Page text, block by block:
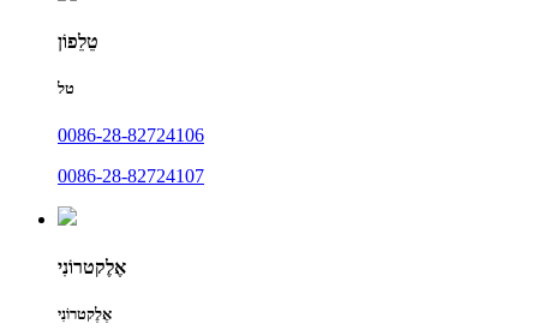
טֵלֵפוֹן
טל
0086-28-82724106
0086-28-82724107
אֶלֶקטרוֹנִי
אֶלֶקטרוֹנִי